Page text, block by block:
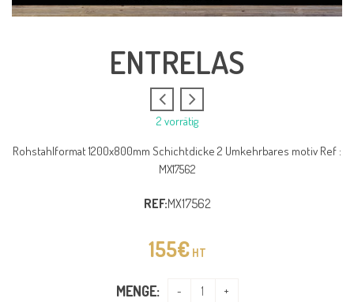
ENTRELAS
2 vorrätig
Rohstahlformat 1200x800mm Schichtdicke 2 Umkehrbares motiv Ref :
MX17562
REF:MX17562
155€ HT
MENGE: